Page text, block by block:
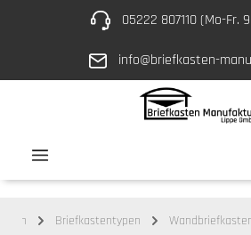
Zum Hauptinhalt springen05222 807110 (Mo-Fr.
info@briefkasten-
Briefkastentypen